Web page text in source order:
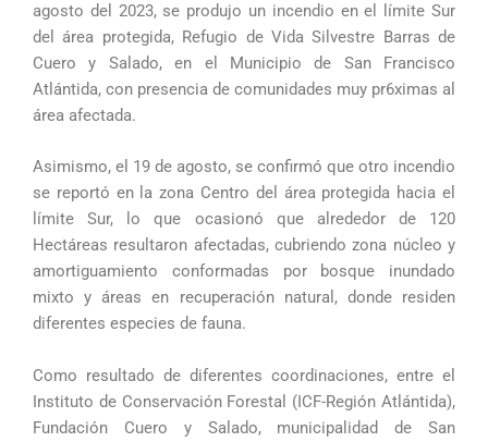
agosto del 2023, se produjo un incendio en el límite Sur
del área protegida, Refugio de Vida Silvestre Barras de
Cuero y Salado, en el Municipio de San Francisco
Atlántida, con presencia de comunidades muy pr6ximas al
área afectada.
Asimismo, el 19 de agosto, se confirmó que otro incendio
se reportó en la zona Centro del área protegida hacia el
límite Sur, lo que ocasionó que alrededor de 120
Hectáreas resultaron afectadas, cubriendo zona núcleo y
amortiguamiento conformadas por bosque inundado
mixto y áreas en recuperación natural, donde residen
diferentes especies de fauna.
Como resultado de diferentes coordinaciones, entre el
Instituto de Conservación Forestal (ICF-Región Atlántida),
Fundación Cuero y Salado, municipalidad de San